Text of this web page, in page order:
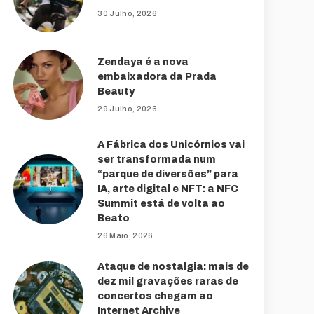
30 Julho, 2026
Zendaya é a nova
embaixadora da Prada
Beauty
29 Julho, 2026
A Fábrica dos Unicórnios vai
ser transformada num
“parque de diversões” para
IA, arte digital e NFT: a NFC
Summit está de volta ao
Beato
26 Maio, 2026
Ataque de nostalgia: mais de
dez mil gravações raras de
concertos chegam ao
Internet Archive